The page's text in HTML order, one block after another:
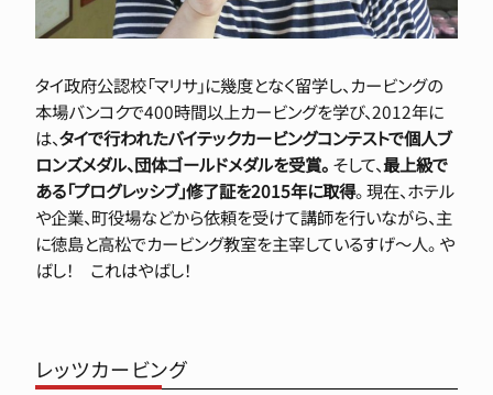
タイ政府公認校「マリサ」に幾度となく留学し、カービングの
本場バンコクで400時間以上カービングを学び、2012年に
は、タイで行われたバイテックカービングコンテストで個人ブ
ロンズメダル、団体ゴールドメダルを受賞。 そして、最上級で
ある「プログレッシブ」修了証を2015年に取得。 現在、ホテル
や企業、町役場などから依頼を受けて講師を行いながら、主
に徳島と高松でカービング教室を主宰しているすげ〜人。 や
ばし！ これはやばし！
レッツカービング